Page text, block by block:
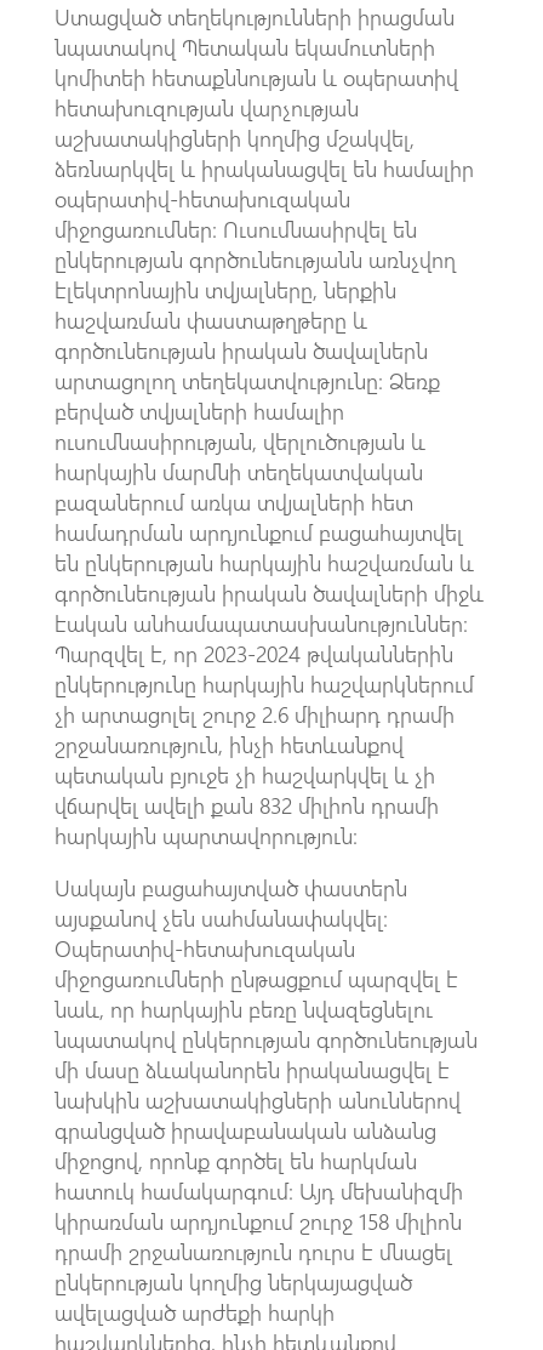
Ստացված տեղեկությունների իրացման
նպատակով Պետական եկամուտների
կոմիտեի հետաքննության և օպերատիվ
հետախուզության վարչության
աշխատակիցների կողմից մշակվել,
ձեռնարկվել և իրականացվել են համալիր
օպերատիվ-հետախուզական
միջոցառումներ։ Ուսումնասիրվել են
ընկերության գործունեությանն առնչվող
էլեկտրոնային տվյալները, ներքին
հաշվառման փաստաթղթերը և
գործունեության իրական ծավալներն
արտացոլող տեղեկատվությունը։ Ձեռք
բերված տվյալների համալիր
ուսումնասիրության, վերլուծության և
հարկային մարմնի տեղեկատվական
բազաներում առկա տվյալների հետ
համադրման արդյունքում բացահայտվել
են ընկերության հարկային հաշվառման և
գործունեության իրական ծավալների միջև
էական անհամապատասխանություններ։
Պարզվել է, որ 2023-2024 թվականներին
ընկերությունը հարկային հաշվարկներում
չի արտացոլել շուրջ 2.6 միլիարդ դրամի
շրջանառություն, ինչի հետևանքով
պետական բյուջե չի հաշվարկվել և չի
վճարվել ավելի քան 832 միլիոն դրամի
հարկային պարտավորություն։
Սակայն բացահայտված փաստերն
այսքանով չեն սահմանափակվել։
Օպերատիվ-հետախուզական
միջոցառումների ընթացքում պարզվել է
նաև, որ հարկային բեռը նվազեցնելու
նպատակով ընկերության գործունեության
մի մասը ձևականորեն իրականացվել է
նախկին աշխատակիցների անուններով
գրանցված իրավաբանական անձանց
միջոցով, որոնք գործել են հարկման
հատուկ համակարգում։ Այդ մեխանիզմի
կիրառման արդյունքում շուրջ 158 միլիոն
դրամի շրջանառություն դուրս է մնացել
ընկերության կողմից ներկայացված
ավելացված արժեքի հարկի
հաշվարկներից, ինչի հետևանքով